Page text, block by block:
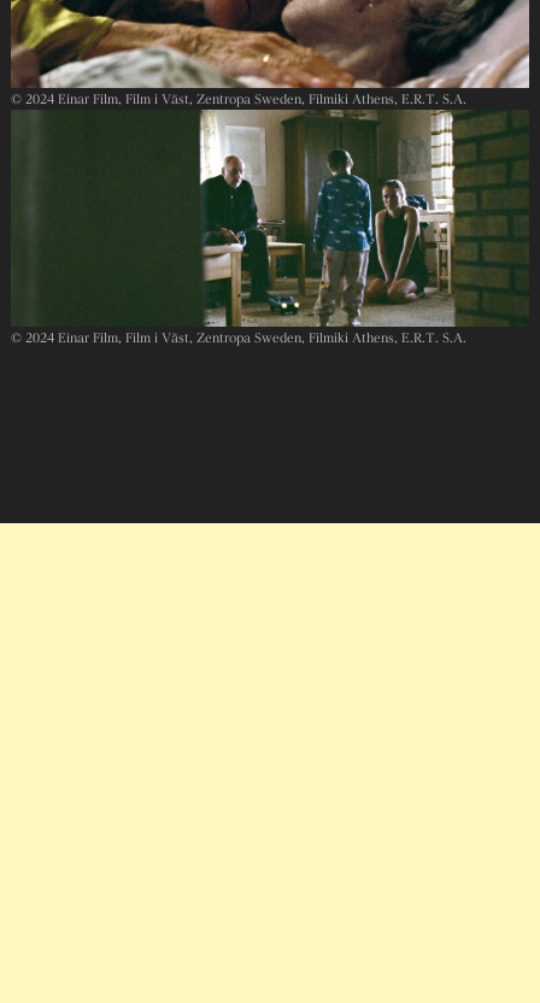
© 2024 Einar Film, Film i Väst, Zentropa Sweden, Filmiki Athens, E.R.T. S.A.
© 2024 Einar Film, Film i Väst, Zentropa Sweden, Filmiki Athens, E.R.T. S.A.